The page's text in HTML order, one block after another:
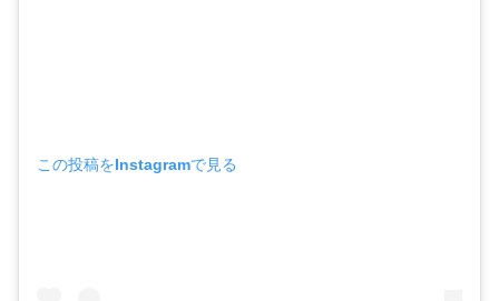
この投稿をInstagramで見る